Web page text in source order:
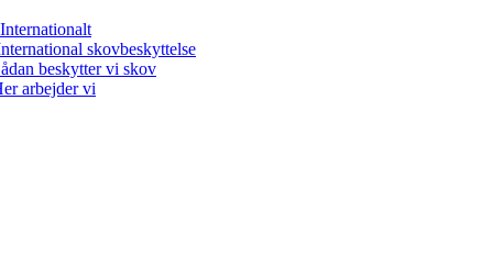
Internationalt
skovbeskyttelse
beskytter vi skov
arbejder vi